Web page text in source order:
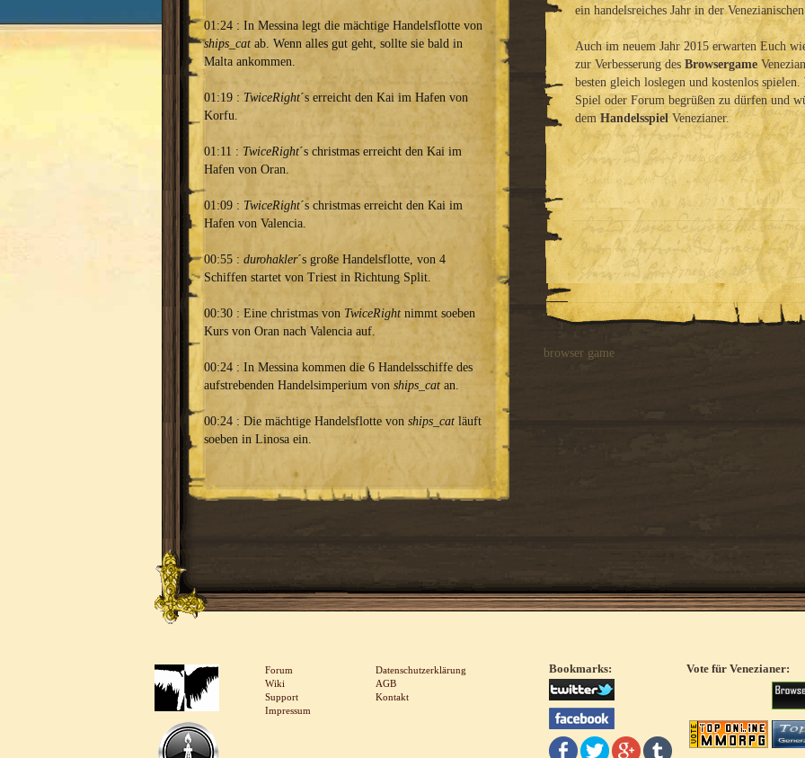
01:24 : In Messina legt die mächtige Handelsflotte von
ships_cat ab. Wenn alles gut geht, sollte sie bald in
Malta ankommen.
01:19 : TwiceRight´s erreicht den Kai im Hafen von
Korfu.
01:11 : TwiceRight´s christmas erreicht den Kai im
Hafen von Oran.
01:09 : TwiceRight´s christmas erreicht den Kai im
Hafen von Valencia.
00:55 : durohakler´s große Handelsflotte, von 4
Schiffen startet von Triest in Richtung Split.
00:30 : Eine christmas von TwiceRight nimmt soeben
Kurs von Oran nach Valencia auf.
00:24 : In Messina kommen die 6 Handelsschiffe des
aufstrebenden Handelsimperium von ships_catan.
00:24 : Die mächtige Handelsflotte von ships_cat läuft
soeben in Linosa ein.
ein handelsreiches Jahr in der
Auch im neuem Jahr 2015 erwarten Euch
zur Verbesserung des Browsergame
besten gleich loslegen und kostenlos
Spiel oder Forum begrüßen zu dürfen und
dem HandelsspielVenezianer.
browser game
Forum
Wiki
Support
Impressum
Datenschutzerklärung
AGB
Kontakt
Bookmarks: Vote für Venezianer: